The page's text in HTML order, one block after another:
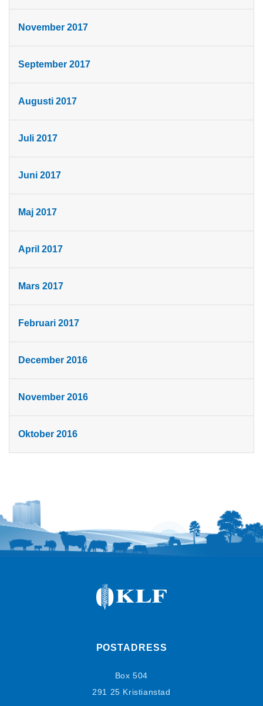
November 2017
September 2017
Augusti 2017
Juli 2017
Juni 2017
Maj 2017
April 2017
Mars 2017
Februari 2017
December 2016
November 2016
Oktober 2016
POSTADRESS
Box 504
291 25 Kristianstad